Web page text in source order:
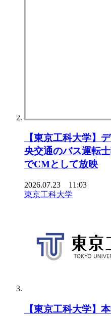
【東京⼯科⼤学】
央交通のバス運転
でCMとして放映
2026.07.23 11:03
東京工科大学
【東京工科大学】